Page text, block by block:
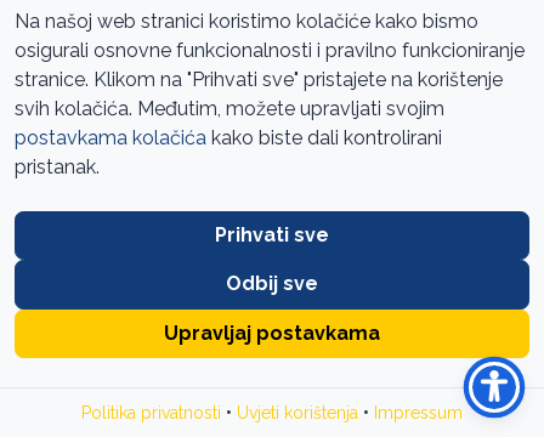
Sarajevo, 6.2.2026.
Ured za reviziju institucija BiH upućuje javni poziv za
prikupljanje prijedloga tema koje bi mogle biti uključene u
godišnji plan revizija učinka.
Cilj poziva je razvijanje participativnog pristupa planiranju
revizijskog procesa kroz konzultacije sa organizacijama
civilnog društva, nevladinim organizacijama, strukovnim
udruženjima i drugim zainteresiranim osobama.
Prijedloge mogu dostaviti sve registrirane organizacije i
zainteresirane osobe iz BiH.
Na našoj web stranici koristimo kolačiće kako bismo
osigurali osnovne funkcionalnosti i pravilno funkcioniranje
stranice. Klikom na "Prihvati sve" pristajete na korištenje
svih kolačića. Međutim, možete upravljati svojim
postavkama kolačića kako biste dali kontrolirani
pristanak.
Prihvati sve
Odbij sve
Upravljaj postavkama
Politika privatnosti • Uvjeti korištenja • Impressum